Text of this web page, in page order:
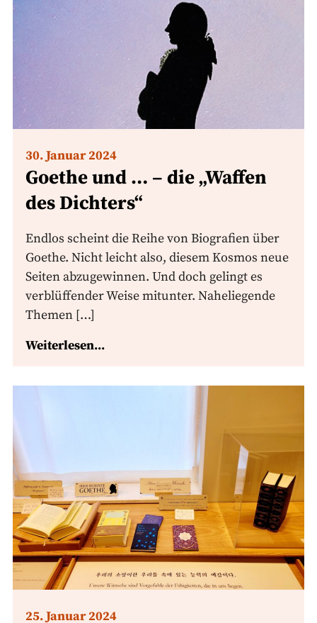
30. Januar 2024
Goethe und … – die „Waffen
des Dichters“
Endlos scheint die Reihe von Biografien über
Goethe. Nicht leicht also, diesem Kosmos neue
Seiten abzugewinnen. Und doch gelingt es
verblüffender Weise mitunter. Naheliegende
Themen […]
Weiterlesen...
25. Januar 2024